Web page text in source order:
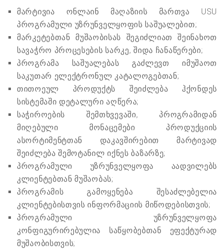
მარტივია ონლაინ მაღაზიის მართვა USU
პროგრამული უზრუნველყოფის საშუალებით;
მარკეტებთან მუშაობისას შეგიძლიათ შეინახოთ
სავაჭრო პროცესების სარკე, შიდა ჩანაწერები;
პროგრამა საშუალებას გაძლევთ იმუშაოთ
საკუთარ ელექტრონულ კატალოგებთან;
თითოეულ პროდუქტს შეიძლება ჰქონდეს
სისტემაში დეტალური აღწერა;
საჭიროების შემთხვევაში, პროგრამიდან
მიღებული მონაცემები პროდუქციის
ასორტიმენტთან დაკავშირებით მარტივად
შეიძლება შემოტანილ იქნეს ბაზარზე;
პროგრამული უზრუნველყოფა აადვილებს
კლიენტებთან მუშაობას;
პროგრამის გამოყენება შესაძლებელია
კლიენტებისთვის ინფორმაციის მიწოდებისთვის;
პროგრამული უზრუნველყოფა
კონფიგურირებულია საწყობებთან ეფექტურად
მუშაობისთვის;